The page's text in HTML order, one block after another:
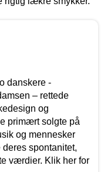
danskere -
– rettede
og
primært solgte på
og mennesker
spontanitet,
værdier. Klik her for